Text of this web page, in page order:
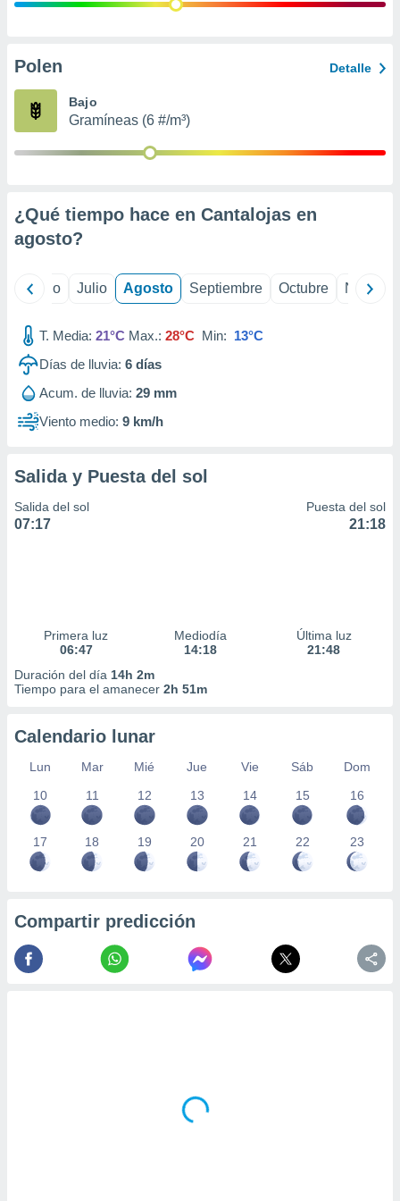
publicidad
de
Polen Detalle
Bajo
Gramíneas (6 #/m³)
¿Qué tiempo hace en Cantalojas en
agosto?
Junio Julio Agosto Septiembre Octubre
T. Media: 21°C Max.: 28°C Min: 13°C
Días de lluvia: 6 días
Acum. de lluvia: 29 mm
Viento medio: 9 km/h
Salida y Puesta del sol
Salida del sol
07:17
Puesta del sol
21:18
Primera luz
06:47
Mediodía
14:18
Última luz
21:48
Duración del día 14h 2m
Tiempo para el amanecer 2h 51m
Calendario lunar
Lun Mar Mié Jue Vie Sáb
Dom
10
11 12 13 14 15 16
17 18 19 20 21 22 23
Compartir predicción